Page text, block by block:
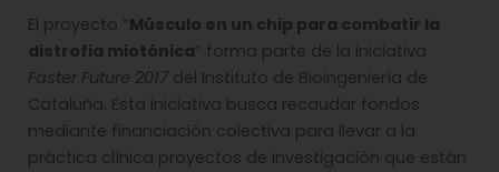
El proyecto “Músculo en un chip para combatir la
distrofia miotónica” forma parte de la iniciativa
Faster Future 2017 del Instituto de Bioingeniería de
Cataluña. Esta iniciativa busca recaudar fondos
mediante financiación colectiva para llevar a la
práctica clínica proyectos de investigación que están